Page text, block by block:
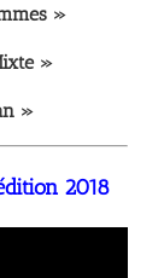
»
»
»
2018